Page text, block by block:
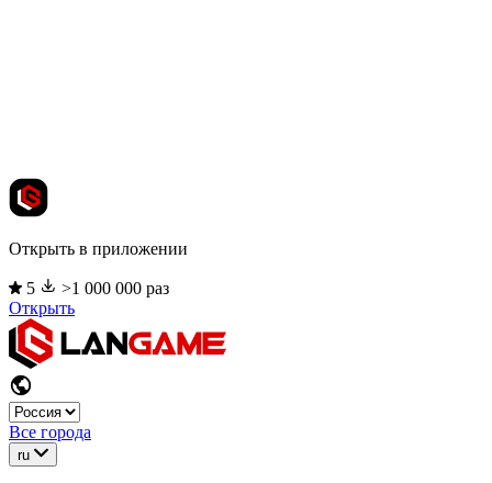
Открыть в приложении
5
>1 000 000 раз
Открыть
Все города
ru